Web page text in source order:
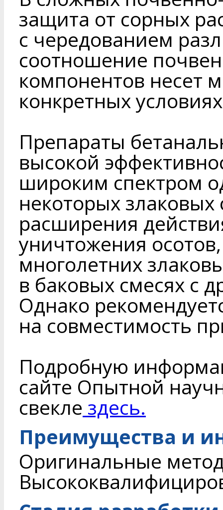
защита от сорных
с чередованием
соотношение
компонентов несет
конкретных
Препараты
высокой
широким спектром
некоторых
расширения
уничтожения
многолетних
в баковых смесях с
Однако
на совместимость
Подробную
сайте Опытной
свекле здесь.
Преимущества и
Оригинальные